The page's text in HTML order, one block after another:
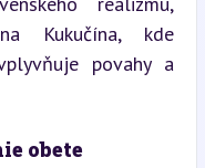
Kukučína, kde
povahy a
obete